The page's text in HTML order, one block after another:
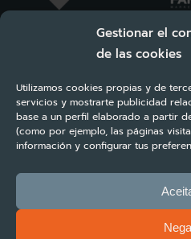
Gestionar el
de las cookies
Utilizamos cookies propias y de
servicios y mostrarte publicidad
base a un perfil elaborado a partir
(como por ejemplo, las páginas
información y configurar tus